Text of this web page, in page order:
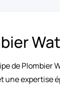
de Plombier
une expertise